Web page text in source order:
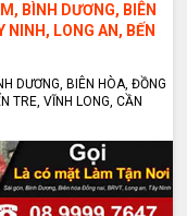
BÌNH DƯƠNG, BIÊN
NINH, LONG AN, BẾN
DƯƠNG, BIÊN HÒA, ĐỒNG
TRE, VĨNH LONG, CẦN